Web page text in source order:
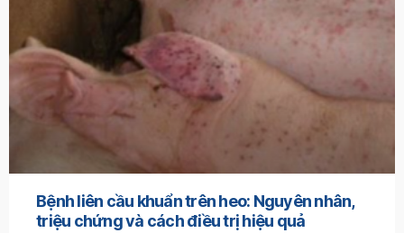
Bệnh liên cầu khuẩn trên heo: Nguyên nhân,
triệu chứng và cách điều trị hiệu quả